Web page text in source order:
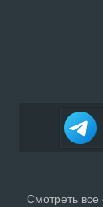
Смотреть все